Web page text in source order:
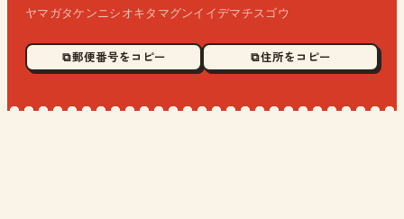
ヤマガタケンニシオキタマグンイイデマチスゴウ
⧉ 郵便番号をコピー ⧉ 住所をコピー